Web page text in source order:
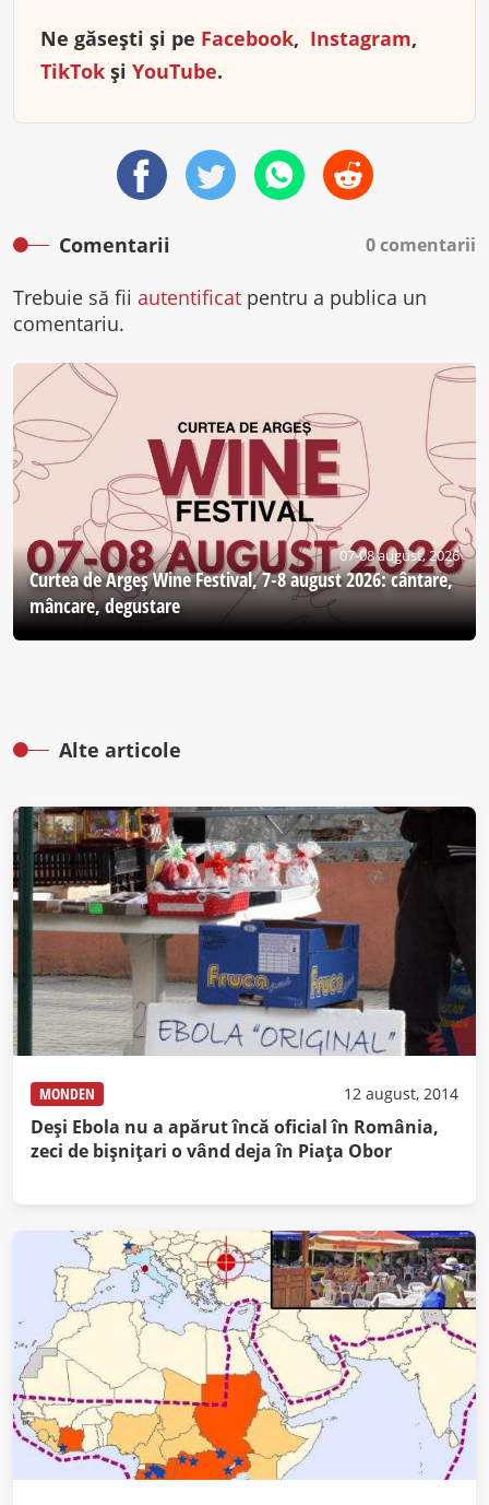
Ne găsești și pe Facebook, Instagram,
TikTok și YouTube.
Comentarii 0 comentarii
Trebuie să fii autentificat pentru a publica un
comentariu.
07-08 august, 2026
Curtea de Argeş Wine Festival, 7-8 august 2026: cântare,
mâncare, degustare
Alte articole
MONDEN 12 august, 2014
Deşi Ebola nu a apărut încă oficial în România,
zeci de bişniţari o vând deja în Piaţa Obor